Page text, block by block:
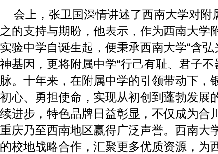
会上，张卫国深情讲述了西南大学对附
之的支持与期盼，他表示，作为西南大学
实验中学自诞生起，便秉承西南大学“含
神基因，更将附属中学“行己有耻、君子
脉。十年来，在附属中学的引领带动下，
初心、勇担使命，实现从初创到蓬勃发
续进步，特色品牌日益彰显，不仅成为合
重庆乃至西南地区赢得广泛声誉。西南大
的校地战略合作，汇聚更多优质资源，为